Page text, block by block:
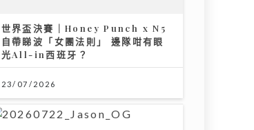
世界盃決賽｜Honey Punch x N5
自帶睇波「女團法則」 邊隊咁有眼
光All-in西班牙？
23/07/2026